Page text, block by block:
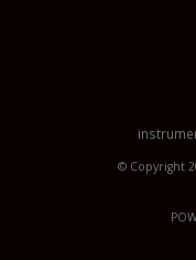
© Copyright